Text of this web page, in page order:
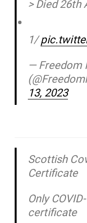
> Died 26th
1/
— Freedom
13, 2023
Scottish
Certificate
Only
certificate